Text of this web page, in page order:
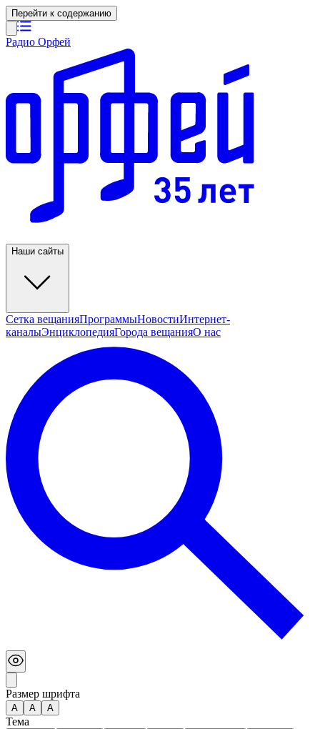
Перейти к содержанию
Радио Орфей
Наши сайты
Сетка вещанияПрограммыНовостиИнтернет-
каналыЭнциклопедияГорода вещанияО нас
Размер шрифта
А A A
Тема